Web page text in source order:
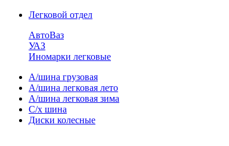
Легковой отдел
АвтоВаз
УАЗ
Иномарки легковые
А/шина грузовая
А/шина легковая лето
А/шина легковая зима
С/х шина
Диски колесные